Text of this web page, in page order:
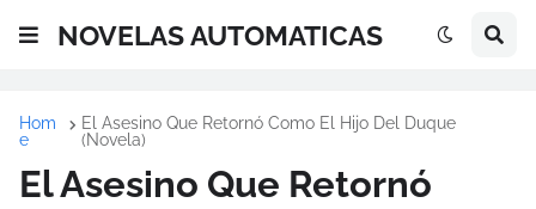
NOVELAS AUTOMATICAS
Hom
e
El Asesino Que Retornó Como El Hijo Del Duque
(Novela)
El Asesino Que Retornó